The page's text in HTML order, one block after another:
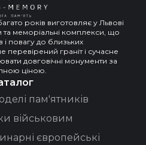
років виготовляє у Львові
та меморіальні комплекси, що
повагу до близьких
граніт і сучасне
довговічні монументи за
ціною.
пам'ятників
військовим
європейські